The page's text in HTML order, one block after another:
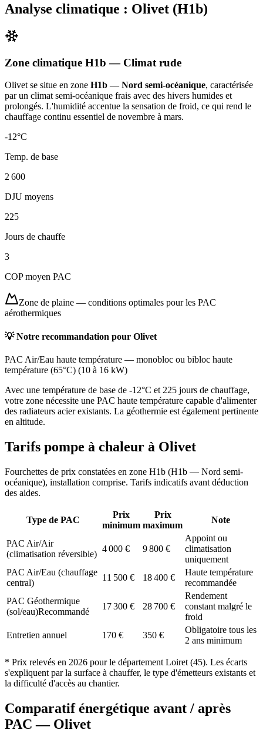
Analyse climatique : Olivet (H1b)
Zone climatique H1b — Climat rude
Olivet se situe en zone H1b — Nord semi-océanique, caractérisée
par un climat semi-océanique frais avec des hivers humides et
prolongés. L'humidité accentue la sensation de froid, ce qui rend le
chauffage continu essentiel de novembre à mars.
-12°C
Temp. de base
2 600
DJU moyens
225
Jours de chauffe
3
COP moyen PAC
Zone de plaine — conditions optimales pour les PAC
aérothermiques
💡 Notre recommandation pour Olivet
PAC Air/Eau haute température — monobloc ou bibloc haute
température (65°C) (10 à 16 kW)
Avec une température de base de -12°C et 225 jours de chauffage,
votre zone nécessite une PAC haute température capable d'alimenter
des radiateurs acier existants. La géothermie est également pertinente
en altitude.
Tarifs pompe à chaleur à Olivet
Fourchettes de prix constatées en zone H1b (H1b — Nord semi-
océanique), installation comprise. Tarifs indicatifs avant déduction
des aides.
Type de PAC
Prix
minimum
Prix
maximum
Note
PAC Air/Air
(climatisation réversible)
4 000 € 9 800 €
Appoint ou
climatisation
uniquement
PAC Air/Eau (chauffage
central)
11 500 € 18 400 €
Haute température
recommandée
PAC Géothermique
(sol/eau)Recommandé
17 300 € 28 700 €
Rendement
constant malgré le
froid
Entretien annuel
170 € 350 €
Obligatoire tous les
2 ans minimum
* Prix relevés en 2026 pour le département Loiret (45). Les écarts
s'expliquent par la surface à chauffer, le type d'émetteurs existants et
la difficulté d'accès au chantier.
Comparatif énergétique avant / après
PAC — Olivet